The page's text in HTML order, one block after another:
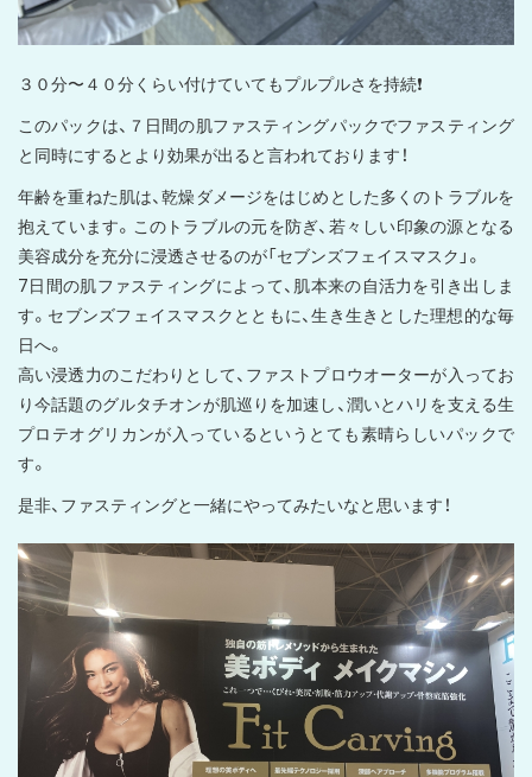
３０分〜４０分くらい付けていてもプルプルさを持続❗️
このパックは、７日間の肌ファスティングパックでファスティング
と同時にするとより効果が出ると言われております！
年齢を重ねた肌は、乾燥ダメージをはじめとした多くのトラブルを
抱えています。このトラブルの元を防ぎ、若々しい印象の源となる
美容成分を充分に浸透させるのが「セブンズフェイスマスク」。
7日間の肌ファスティングによって、肌本来の自活力を引き出しま
す。セブンズフェイスマスクとともに、生き生きとした理想的な毎
日へ。
高い浸透力のこだわりとして、ファストプロウオーターが入ってお
り今話題のグルタチオンが肌巡りを加速し、潤いとハリを支える生
プロテオグリカンが入っているというとても素晴らしいパックで
す。
是非、ファスティングと一緒にやってみたいなと思います！